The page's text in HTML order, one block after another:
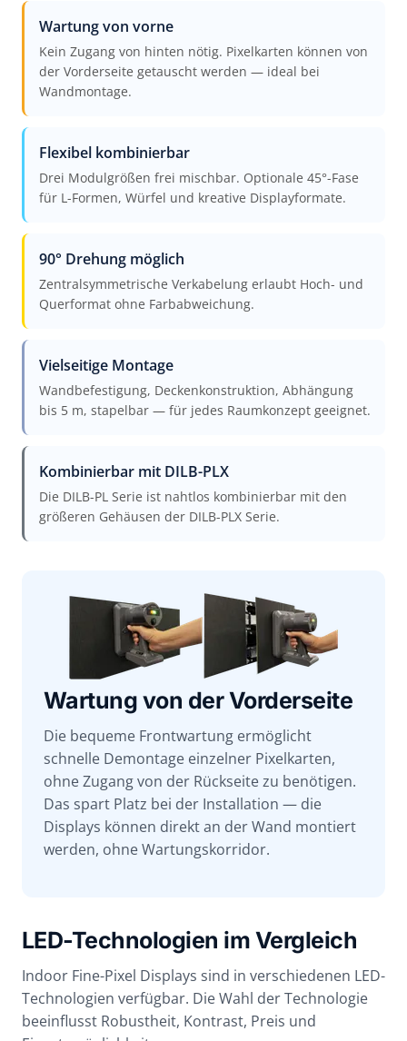
Wartung von vorne
Kein Zugang von hinten nötig. Pixelkarten können von
der Vorderseite getauscht werden — ideal bei
Wandmontage.
Flexibel kombinierbar
Drei Modulgrößen frei mischbar. Optionale 45°-Fase
für L-Formen, Würfel und kreative Displayformate.
90° Drehung möglich
Zentralsymmetrische Verkabelung erlaubt Hoch- und
Querformat ohne Farbabweichung.
Vielseitige Montage
Wandbefestigung, Deckenkonstruktion, Abhängung
bis 5 m, stapelbar — für jedes Raumkonzept geeignet.
Kombinierbar mit DILB-PLX
Die DILB-PL Serie ist nahtlos kombinierbar mit den
größeren Gehäusen der DILB-PLX Serie.
Wartung von der Vorderseite
Die bequeme Frontwartung ermöglicht
schnelle Demontage einzelner Pixelkarten,
ohne Zugang von der Rückseite zu benötigen.
Das spart Platz bei der Installation — die
Displays können direkt an der Wand montiert
werden, ohne Wartungskorridor.
LED-Technologien im Vergleich
Indoor Fine-Pixel Displays sind in verschiedenen LED-
Technologien verfügbar. Die Wahl der Technologie
beeinflusst Robustheit, Kontrast, Preis und